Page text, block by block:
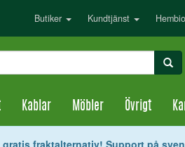
Butiker Kundtjänst
Kablar Möbler Övrigt
fraktalternativ! Support på